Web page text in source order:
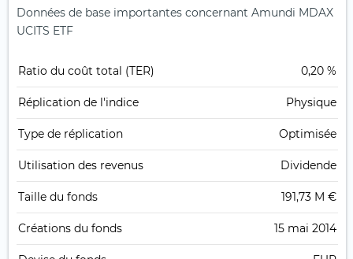
Données de base importantes concernant Amundi MDAX
UCITS ETF
Ratio du coût total (TER) 0,20 %
Réplication de l'indice Physique
Type de réplication Optimisée
Utilisation des revenus Dividende
Taille du fonds 191,73 M €
Créations du fonds 15 mai 2014